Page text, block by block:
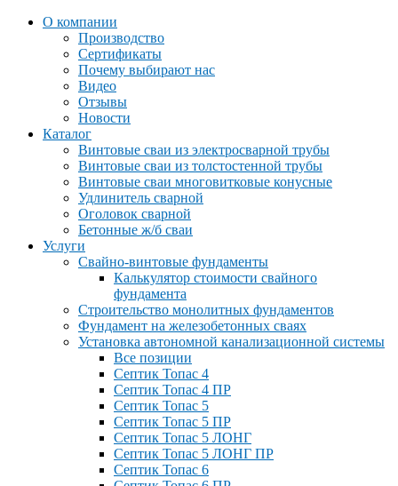
О компании
Производство
Сертификаты
Почему выбирают нас
Видео
Отзывы
Новости
Каталог
Винтовые сваи из электросварной трубы
Винтовые сваи из толстостенной трубы
Винтовые сваи многовитковые конусные
Удлинитель сварной
Оголовок сварной
Бетонные ж/б сваи
Услуги
Свайно-винтовые фундаменты
Калькулятор стоимости свайного
фундамента
Строительство монолитных фундаментов
Фундамент на железобетонных сваях
Установка автономной канализационной системы
Все позиции
Септик Топас 4
Септик Топас 4 ПР
Септик Топас 5
Септик Топас 5 ПР
Септик Топас 5 ЛОНГ
Септик Топас 5 ЛОНГ ПР
Септик Топас 6